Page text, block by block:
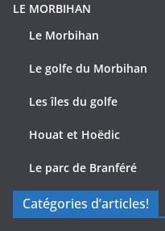
LE MORBIHAN
Le Morbihan
Le golfe du Morbihan
Les îles du golfe
Houat et Hoëdic
Le parc de Branféré
Catégories d’articles!